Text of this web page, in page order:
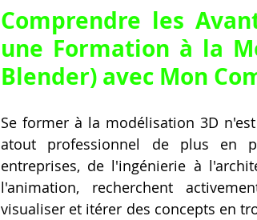
Comprendre les
une Formation à la
Blender) avec Mon
Se former à la modélisation 3D
atout professionnel de plus en
entreprises, de l'ingénierie à
l'animation, recherchent
visualiser et itérer des concepts en